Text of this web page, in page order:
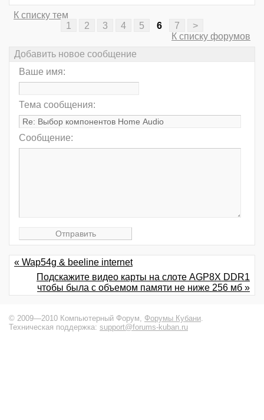
К списку тем
1
2 3 4 5 6 7
>
К списку форумов
Добавить новое сообщение
Ваше имя:
Тема сообщения:
Сообщение:
« Wap54g & beeline internet
Подскажите видео карты на слоте AGP8X DDR1
чтобы была с объемом памяти не ниже 256 мб »
© 2009—2010 Компьютерный Форум, Форумы Кубани.
Техническая поддержка: support@forums-kuban.ru